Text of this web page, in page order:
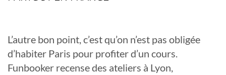
L’autre bon point, c’est qu’on n’est pas obligée
d’habiter Paris pour profiter d’un cours.
Funbooker recense des ateliers à Lyon,